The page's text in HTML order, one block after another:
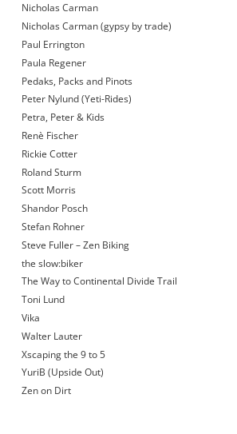
Nicholas Carman
Nicholas Carman (gypsy by trade)
Paul Errington
Paula Regener
Pedaks, Packs and Pinots
Peter Nylund (Yeti-Rides)
Petra, Peter & Kids
Renè Fischer
Rickie Cotter
Roland Sturm
Scott Morris
Shandor Posch
Stefan Rohner
Steve Fuller – Zen Biking
the slow:biker
The Way to Continental Divide Trail
Toni Lund
Vika
Walter Lauter
Xscaping the 9 to 5
YuriB (Upside Out)
Zen on Dirt